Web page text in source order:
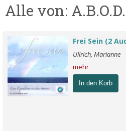
Alle von: A.B.O.D.
Frei Sein (2
Ullrich, Marianne
mehr
In den Korb